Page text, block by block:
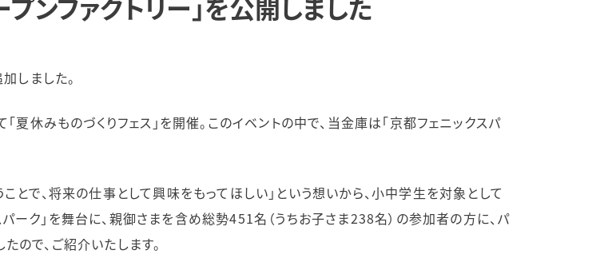
しました。
みものづくりフェス」を開催。このイベントの中で、当金庫は「京都フェニックスパ
とで、将来の仕事として興味をもってほしい」という想いから、小中学生を対象として
ク」を舞台に、親御さまを含め総勢451名（うちお子さま238名）の参加者の方に、パ
で、ご紹介いたします。